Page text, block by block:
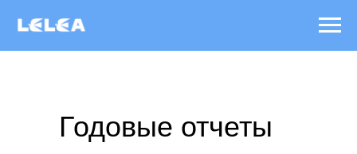
Годовые отчеты